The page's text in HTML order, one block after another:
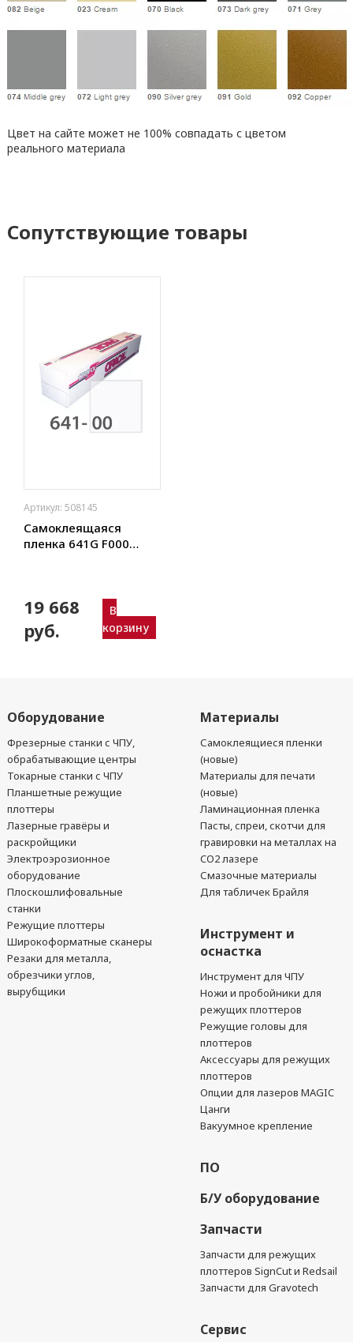
Цвет на сайте может не 100% совпадать с цветом
реального материала
Сопутствующие товары
Артикул: 508145
Самоклеящаяся
пленка 641G F000
19 668
руб.
В
корзину
Оборудование
Фрезерные станки с ЧПУ,
обрабатывающие центры
Токарные станки с ЧПУ
Планшетные режущие
плоттеры
Лазерные гравёры и
раскройщики
Электроэрозионное
оборудование
Плоскошлифовальные
станки
Режущие плоттеры
Широкоформатные сканеры
Резаки для металла,
обрезчики углов,
вырубщики
Материалы
Самоклеящиеся пленки
(новые)
Материалы для печати
(новые)
Ламинационная пленка
Пасты, спреи, скотчи для
гравировки на металлах на
CO2 лазере
Смазочные материалы
Для табличек Брайля
Инструмент и
оснастка
Инструмент для ЧПУ
Ножи и пробойники для
режущих плоттеров
Режущие головы для
плоттеров
Аксессуары для режущих
плоттеров
Опции для лазеров MAGIC
Цанги
Вакуумное крепление
ПО
Б/У оборудование
Запчасти
Запчасти для режущих
плоттеров SignCut и Redsail
Запчасти для Gravotech
Сервис